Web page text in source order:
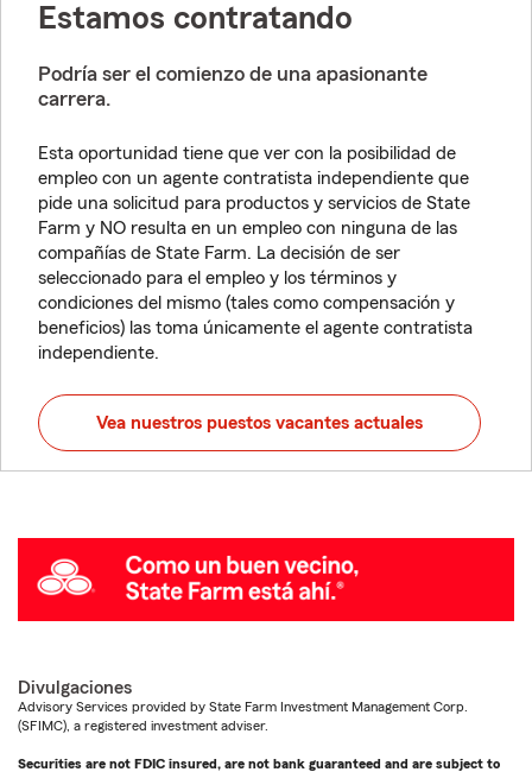
Estamos contratando
Podría ser el comienzo de una apasionante
carrera.
Esta oportunidad tiene que ver con la posibilidad de
empleo con un agente contratista independiente que
pide una solicitud para productos y servicios de State
Farm y NO resulta en un empleo con ninguna de las
compañías de State Farm. La decisión de ser
seleccionado para el empleo y los términos y
condiciones del mismo (tales como compensación y
beneficios) las toma únicamente el agente contratista
independiente.
Vea nuestros puestos vacantes actuales
Divulgaciones
Advisory Services provided by State Farm Investment Management Corp.
(SFIMC), a registered investment adviser.
Securities are not FDIC insured, are not bank guaranteed and are subject to